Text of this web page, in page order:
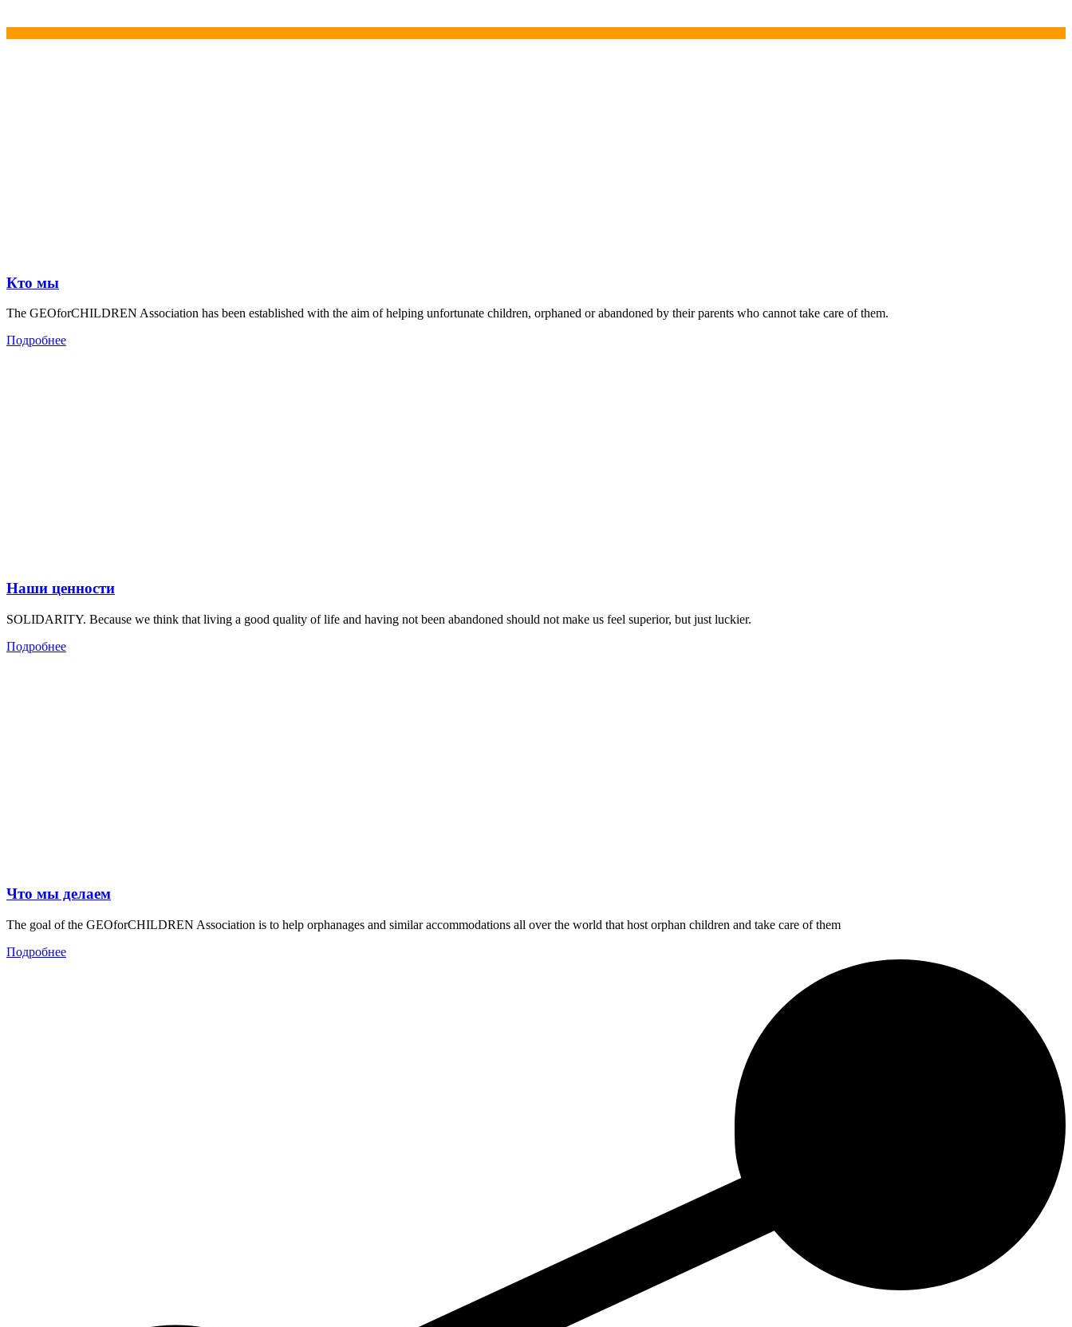
Кто мы
The GEOforCHILDREN Association has been established with the aim of helping unfortunate children, orphaned or abandoned by their parents who cannot take care of them.
Подробнее
Наши ценности
SOLIDARITY. Because we think that living a good quality of life and having not been abandoned should not make us feel superior, but just luckier.
Подробнее
Что мы делаем
The goal of the GEOforCHILDREN Association is to help orphanages and similar accommodations all over the world that host orphan children and take care of them
Подробнее